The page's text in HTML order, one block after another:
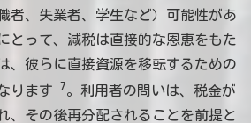
者、失業者、学生など）可能性があ
とって、減税は直接的な恩恵をもた
、彼らに直接資源を移転するための
ります 7。利用者の問いは、税金が
、その後再分配されることを前提と